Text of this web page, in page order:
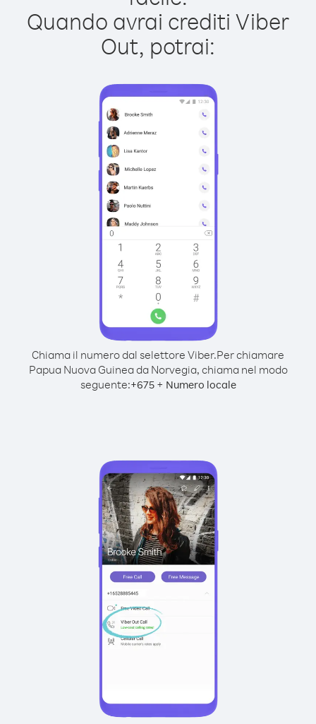
Quando avrai crediti Viber
Out, potrai:
Chiama il numero dal selettore Viber.Per chiamare
Papua Nuova Guinea da Norvegia, chiama nel modo
seguente:+675+ Numero locale